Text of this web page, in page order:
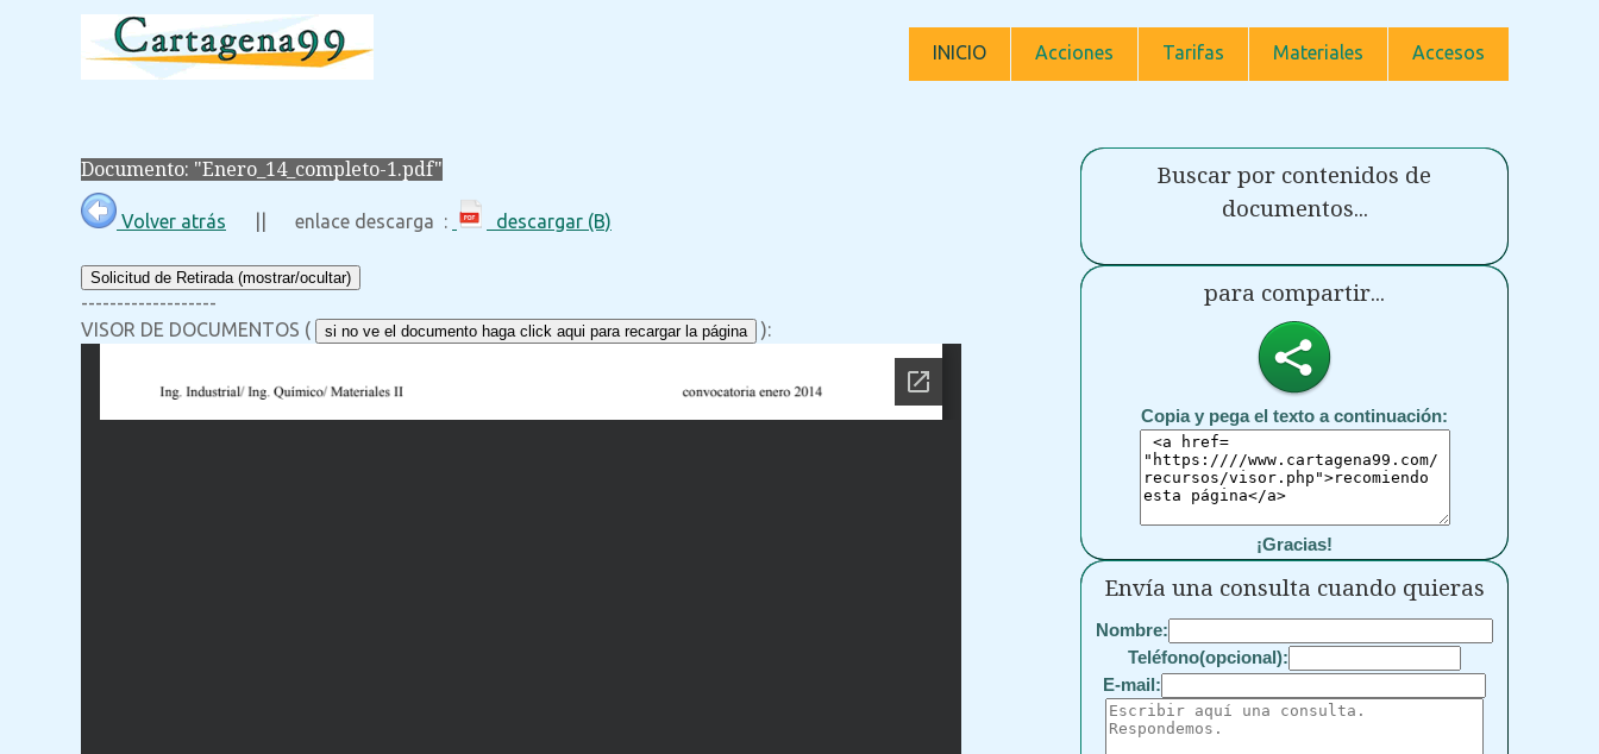
INICIO Acciones Tarifas Materiales Accesos
Documento: "Enero_14_completo-1.pdf"
Volver atrás || enlace descarga : descargar (B)
Solicitud de Retirada (mostrar/ocultar)
-------------------
VISOR DE DOCUMENTOS (
si no ve el documento haga click aqui para recargar la página ):
Buscar por contenidos de
documentos...
para compartir...
Copia y pega el texto a continuación:
¡Gracias!
Envía una consulta cuando quieras
Nombre:
Teléfono(opcional):
E-mail: